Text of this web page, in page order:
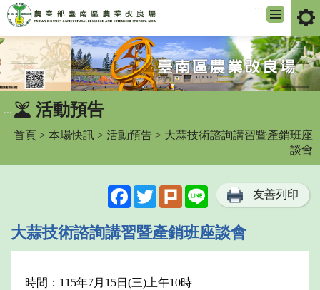
跳
到
主
要
內
::: 活動預告
首頁 > 本場快訊 > 活動預告 > 大蒜技術諮詢講習暨產銷班座
談會
FacebookTwitterPlurk Line 友善列印
大蒜技術諮詢講習暨產銷班座談會
時間：115年7月15日(三)上午10時